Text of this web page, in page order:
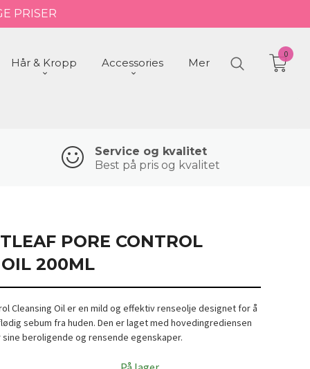
PRISER
Hår & Kropp Accessories Mer
0
Service og kvalitet
Best på pris og kvalitet
PORE CONTROL
200ML
Cleansing Oil er en mild og effektiv renseolje designet for å
sebum fra huden. Den er laget med hovedingrediensen
beroligende og rensende egenskaper.